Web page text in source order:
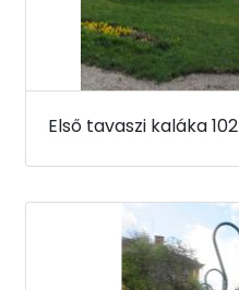
Első tavaszi kaláka 102